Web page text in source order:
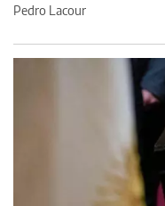
Pedro Lacour